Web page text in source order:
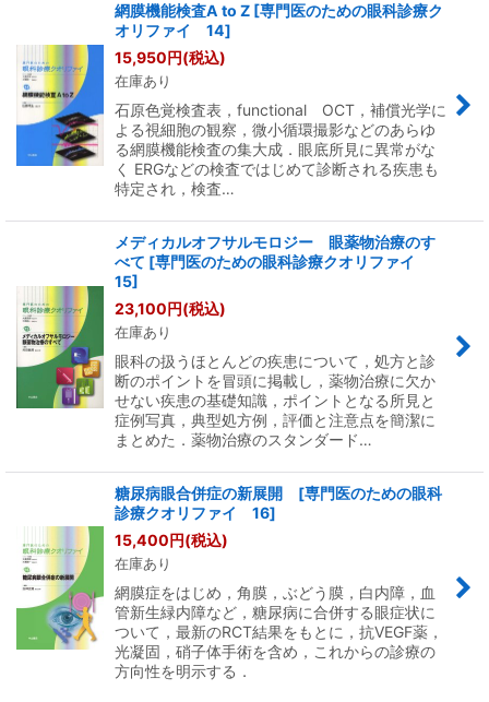
網膜機能検査A to Z [専門医のための眼科診療ク
オリファイ 14]
15,950円(税込)
在庫あり
石原色覚検査表，functional OCT，補償光学に
よる視細胞の観察，微小循環撮影などのあらゆ
る網膜機能検査の集大成．眼底所見に異常がな
く ERGなどの検査ではじめて診断される疾患も
特定され，検査…
メディカルオフサルモロジー 眼薬物治療のす
べて [専門医のための眼科診療クオリファイ
15]
23,100円(税込)
在庫あり
眼科の扱うほとんどの疾患について，処方と診
断のポイントを冒頭に掲載し，薬物治療に欠か
せない疾患の基礎知識，ポイントとなる所見と
症例写真，典型処方例，評価と注意点を簡潔に
まとめた．薬物治療のスタンダード…
糖尿病眼合併症の新展開 [専門医のための眼科
診療クオリファイ 16]
15,400円(税込)
在庫あり
網膜症をはじめ，角膜，ぶどう膜，白内障，血
管新生緑内障など，糖尿病に合併する眼症状に
ついて，最新のRCT結果をもとに，抗VEGF薬，
光凝固，硝子体手術を含め，これからの診療の
方向性を明示する．